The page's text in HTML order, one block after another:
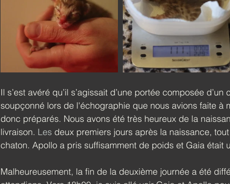
Il s’est avéré qu’il s’agissait d’une portée composée
soupçonné lors de l'échographie que nous avions faite à
donc préparés. Nous avons été très heureux de la
livraison. Les deux premiers jours après la naissance,
chaton. Apollo a pris suffisamment de poids et Gaia était
Malheureusement, la fin de la deuxième journée a été